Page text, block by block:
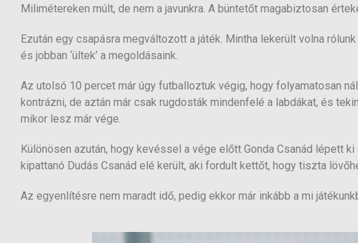
Milimétereken múlt, de nem a javunkra. A büntetőt magabiztosan
Ezután egy csapásra megváltozott a játék. Mintha lekerült volna
és jobban ‘ültek’ a megoldásaink.
Az utolsó 10 percet már úgy futballoztuk végig, hogy folyamatosan
kontrázni, de aztán már csak rugdosták mindenfelé a labdákat, és
mikor lesz már vége.
Különösen azután, hogy kevéssel a vége előtt Gonda Csanád lépett
kipattanó Dudás Csanád elé került, aki fordult kettőt, hogy tiszta
Az egyenlítésre nem maradt idő, pedig ekkor már inkább a mi